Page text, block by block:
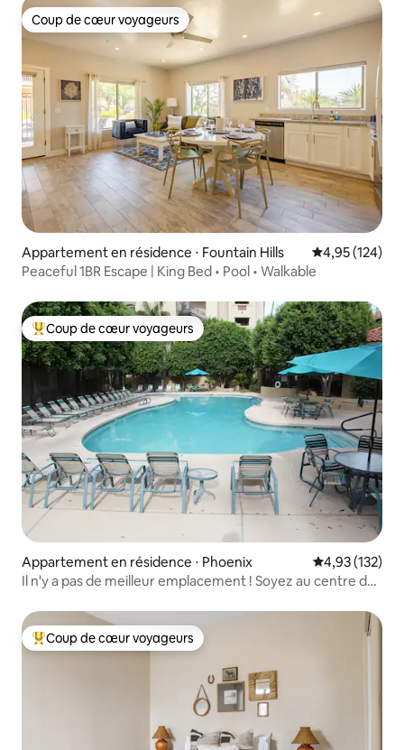
Coup de cœur voyageurs
Coup de cœur voyageurs
Appartement en résidence ⋅ Fountain Hills Évaluation
4,95 (124)
Peaceful 1BR Escape | King Bed • Pool • Walkable
Coups de cœur voyageurs les plus appréciés
Coup de cœur voyageurs
Appartement en résidence ⋅ Phoenix Évaluation
4,93 (132)
Il n'y a pas de meilleur emplacement ! Soyez au centre de
Coups de cœur voyageurs les plus appréciés
Coup de cœur voyageurs